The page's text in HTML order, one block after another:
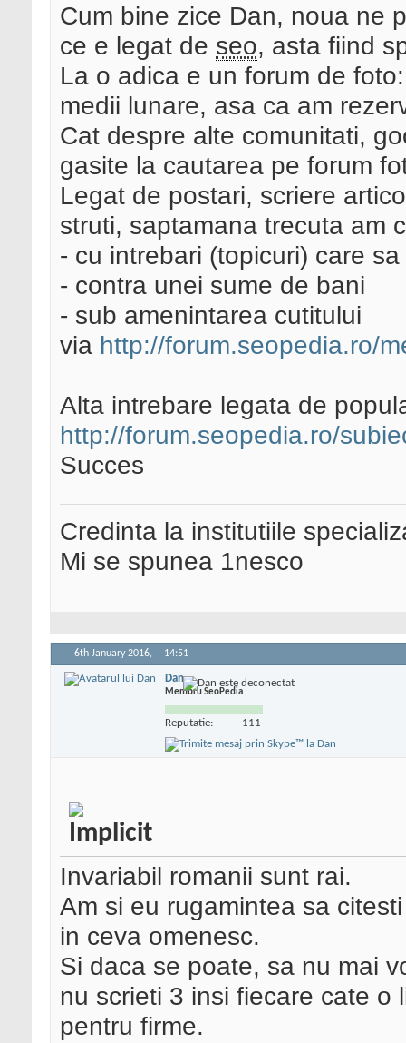
Cum bine zice Dan, noua ne
ce e legat de seo, asta fiind
La o adica e un forum de
medii lunare, asa ca am
Cat despre alte comunitati,
gasite la cautarea pe forum
Legat de postari, scriere
struti, saptamana trecuta am
- cu intrebari (topicuri) care
- contra unei sume de bani
- sub amenintarea cutitului
via http://forum.seopedia.ro/
Alta intrebare legata de
http://forum.seopedia.ro/
Succes
Credinta la institutiile
Mi se spunea 1nesco
6th January 2016, 14:51
Dan
Membru SeoPedia
Reputatie: 111
Invariabil romanii sunt rai.
Am si eu rugamintea sa
in ceva omenesc.
Si daca se poate, sa nu mai
nu scrieti 3 insi fiecare cate o
pentru firme.